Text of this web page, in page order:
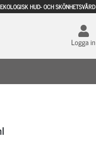
HUD- OCH SKÖNHETSVÅRD
Logga in